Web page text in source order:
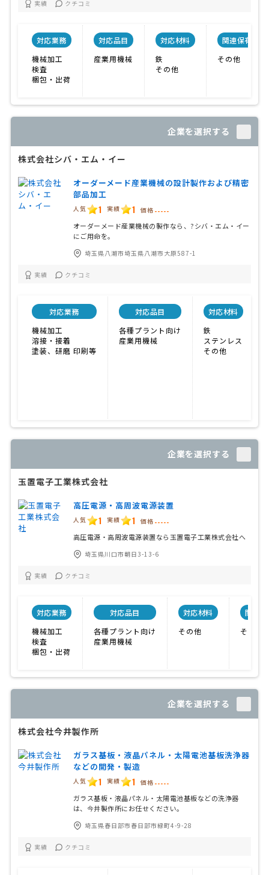
実績 クチコミ
対応業務
機械加工
検査
梱包・出荷
対応品目
産業用機械
対応材料
鉄
その他
関連保有設備
その他
企業を選択する
株式会社シバ・エム・イー
オーダーメード産業機械の設計製作および精密
部品加工
人気 1 実績 1 価格 -----
オーダーメード産業機械の製作なら、?シバ・エム・イー
にご用命を。
埼玉県八潮市埼玉県八潮市大原587-1
実績 クチコミ
対応業務
機械加工
溶接・接着
塗装、研磨 印刷等
対応品目
各種プラント向け
産業用機械
対応材料
鉄
ステンレス
その他
企業を選択する
玉置電子工業株式会社
高圧電源・高周波電源装置
人気 1 実績 1 価格 -----
高圧電源・高周波電源装置なら玉置電子工業株式会社へ
埼玉県川口市朝日3-13-6
実績 クチコミ
対応業務
機械加工
検査
梱包・出荷
対応品目
各種プラント向け
産業用機械
対応材料
その他
関連
その他
企業を選択する
株式会社今井製作所
ガラス基板・液晶パネル・太陽電池基板洗浄器
などの開発・製造
人気 1 実績 1 価格 -----
ガラス基板・液晶パネル・太陽電池基板などの洗浄器
は、今井製作所にお任せください。
埼玉県春日部市春日部市緑町4-9-28
実績 クチコミ